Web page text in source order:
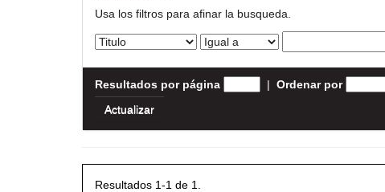
Usa los filtros para afinar la busqueda.
Resultados por página | Ordenar por
Resultados 1-1 de 1.